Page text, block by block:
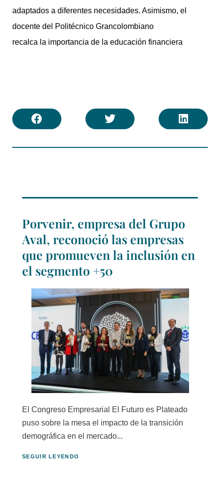
adaptados a diferentes necesidades. Asimismo, el
docente del Politécnico Grancolombiano
recalca la importancia de la educación financiera
Porvenir, empresa del Grupo
Aval, reconoció las empresas
que promueven la inclusión en
el segmento +50
El Congreso Empresarial El Futuro es Plateado
puso sobre la mesa el impacto de la transición
demográfica en el mercado...
SEGUIR LEYENDO